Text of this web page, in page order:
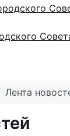
Лента